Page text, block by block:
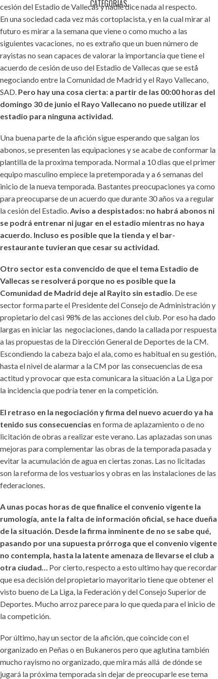
CATEGORÍAS.
cesión del Estadio de Vallecas y nadie dice nada al respecto.
En una sociedad cada vez más cortoplacista, y en la cual mirar al
futuro es mirar a la semana que viene o como mucho a las
siguientes vacaciones, no es extraño que un buen número de
rayistas no sean capaces de valorar la importancia que tiene el
acuerdo de cesión de uso del Estadio de Vallecas que se estå
negociando entre la Comunidad de Madrid y el Rayo Vallecano,
SAD. Pero hay una cosa cierta: a partir de las 00:00 horas del
domingo 30 de junio el Rayo Vallecano no puede utilizar el
estadio para ninguna actividad.
Una buena parte de la afición sigue esperando que salgan los
abonos, se presenten las equipaciones y se acabe de conformar la
plantilla de la proxima temporada. Normal a 10 dias que el primer
equipo masculino empiece la pretemporada y a 6 semanas del
inicio de la nueva temporada. Bastantes preocupaciones ya como
para preocuparse de un acuerdo que durante 30 años va a regular
la cesión del Estadio.Aviso a despistados: no habrá abonos ni
se podrá entrenar ni jugar en el estadio mientras no haya
acuerdo. Incluso es posible que la tienda y el bar-
restaurante tuvieran que cesar su actividad.
Otro sector esta convencido de que el tema Estadio de
Vallecas se resolverá porque no es posible que la
Comunidad de Madrid deje al Rayito sin estadio. De ese
sector forma parte el Presidente del Consejo de Administración y
propietario del casi 98% de las acciones del club. Por eso ha dado
largas en iniciar las negociaciones, dando la callada por respuesta
a las propuestas de la Dirección General de Deportes de la CM.
Escondiendo la cabeza bajo el ala, como es habitual en su gestión,
hasta el nivel de alarmar a la CM por las consecuencias de esa
actitud y provocar que esta comunicara la situación a La Liga por
la incidencia que podría tener en la competición.
El retraso en la negociación y firma del nuevo acuerdo ya ha
tenido sus consecuencias en forma de aplazamiento o de no
licitación de obras a realizar este verano. Las aplazadas son unas
mejoras para complementar las obras de la temporada pasada y
evitar la acumulación de agua en ciertas zonas. Las no licitadas
son la reforma de los vestuarios y obras en las instalaciones de las
federaciones.
A unas pocas horas de que finalice el convenio vigente la
rumología, ante la falta de información oficial, se hace dueña
de la situación. Desde la firma inminente de no se sabe qué,
pasando por una supuesta prórroga que el convenio vigente
no contempla, hasta la latente amenaza de llevarse el club a
otra ciudad…
Por cierto, respecto a esto ultimo hay que recordar
que esa decisión del propietario mayoritario tiene que obtener el
visto bueno de La Liga, la Federación y del Consejo Superior de
Deportes. Mucho arroz parece para lo que queda para el inicio de
la competición.
Por último, hay un sector de la afición, que coincide con el
organizado en Peñas o en Bukaneros pero que aglutina también
mucho rayismo no organizado, que mira más allá de dónde se
jugará la próxima temporada sin dejar de preocuparle ese tema